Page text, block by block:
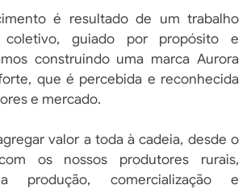
é resultado de um trabalho
guiado por propósito e
construindo uma marca Aurora
que é percebida e reconhecida
e mercado.
valor a toda à cadeia, desde o
os nossos produtores rurais,
produção, comercialização e